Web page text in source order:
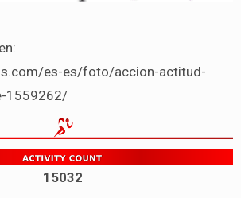
es-es/foto/accion-actitud-
1559262/
15032